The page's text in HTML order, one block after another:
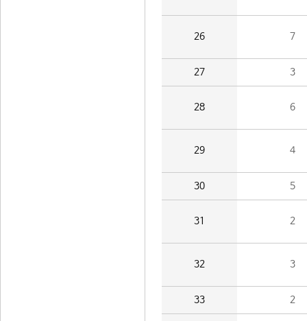
26 7
27 3
28 6
29 4
30 5
31 2
32 3
33 2